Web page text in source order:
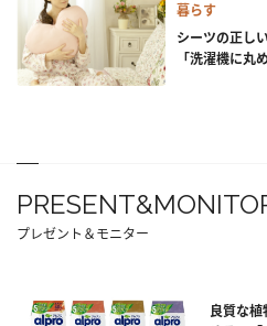
暮らす
シーツの正し
「洗濯機に丸
プレゼント＆モニター
良質な